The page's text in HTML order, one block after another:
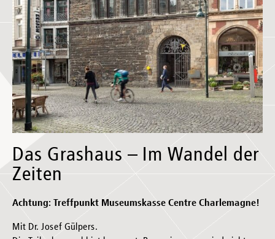
Das Grashaus – Im Wandel der
Zeiten
Achtung: Treffpunkt Museumskasse Centre Charlemagne!
Mit Dr. Josef Gülpers.